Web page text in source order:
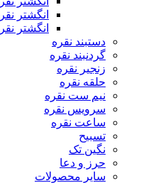
انگشتر
انگشتر
دستبند نقره
گردنبند نقره
زنجیر نقره
حلقه نقره
نیم ست نقره
سرویس نقره
ساعت نقره
تسبیح
نگین تک
حرز و دعا
سایر محصولات